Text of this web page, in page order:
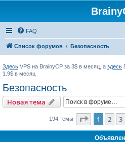
FAQ
Список форумов Безопасность
Здесь VPS на BrainyCP за 3$ в месяц, а здесь
1.9$ в месяц
Безопасность
Новая тема
194 темы Страница
1 2 3